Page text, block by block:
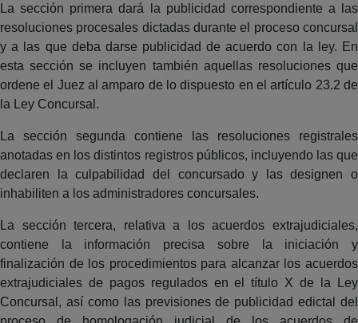
La sección primera dará la publicidad correspondiente a las
resoluciones procesales dictadas durante el proceso concursal
y a las que deba darse publicidad de acuerdo con la ley. En
esta sección se incluyen también aquellas resoluciones que
ordene el Juez al amparo de lo dispuesto en el artículo 23.2 de
la Ley Concursal.
La sección segunda contiene las resoluciones registrales
anotadas en los distintos registros públicos, incluyendo las que
declaren la culpabilidad del concursado y las designen o
inhabiliten a los administradores concursales.
La sección tercera, relativa a los acuerdos extrajudiciales,
contiene la información precisa sobre la iniciación y
finalización de los procedimientos para alcanzar los acuerdos
extrajudiciales de pagos regulados en el título X de la Ley
Concursal, así como las previsiones de publicidad edictal del